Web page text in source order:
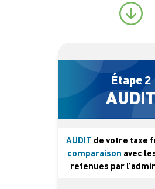
Étape 2
AUDIT
AUDIT de votre taxe
comparaison avec
retenues par